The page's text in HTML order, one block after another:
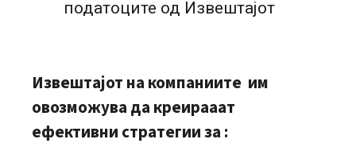
податоците од Извештајот
Извештајот на компаниите им
овозможува да креирааат
ефективни стратегии за :